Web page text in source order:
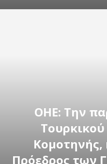
ΟΗΕ: Την
Κομοτηνής,
Πρόεδρος των